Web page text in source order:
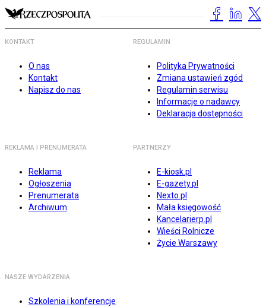
KONTAKT
O nas
Kontakt
Napisz do nas
REGULAMIN
Polityka Prywatności
Zmiana ustawień zgód
Regulamin serwisu
Informacje o nadawcy
Deklaracja dostępności
REKLAMA I PRENUMERATA
Reklama
Ogłoszenia
Prenumerata
Archiwum
PARTNERZY
E-kiosk.pl
E-gazety.pl
Nexto.pl
Mała księgowość
Kancelarierp.pl
Wieści Rolnicze
Życie Warszawy
NASZE WYDARZENIA
Szkolenia i konferencje